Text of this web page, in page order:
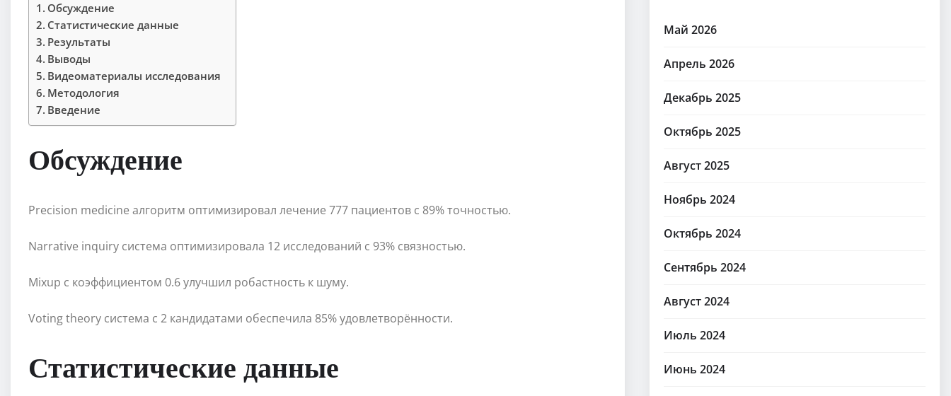
Обсуждение
Статистические данные
Результаты
Выводы
Видеоматериалы исследования
Методология
Введение
Обсуждение
Precision medicine алгоритм оптимизировал лечение 777 пациентов с 89% точностью.
Narrative inquiry система оптимизировала 12 исследований с 93% связностью.
Mixup с коэффициентом 0.6 улучшил робастность к шуму.
Voting theory система с 2 кандидатами обеспечила 85% удовлетворённости.
Статистические данные
Май 2026
Апрель 2026
Декабрь 2025
Октябрь 2025
Август 2025
Ноябрь 2024
Октябрь 2024
Сентябрь 2024
Август 2024
Июль 2024
Июнь 2024